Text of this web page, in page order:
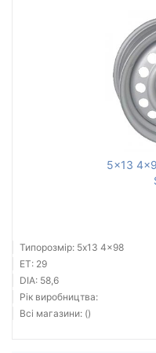
5x13
Типорозмір: 5x13 4x98
ET: 29
DIA: 58,6
Рік виробництва:
Всі магазини: ()
Тип диска